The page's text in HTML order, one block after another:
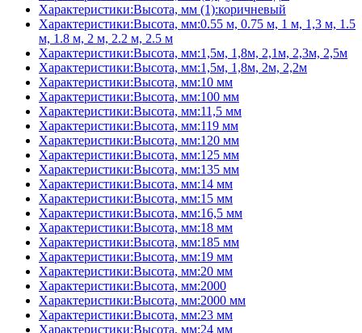
Характеристики:Высота, мм (1):коричневый
Характеристики:Высота, мм:0.55 м, 0.75 м, 1 м, 1,3 м, 1.5
м, 1.8 м, 2 м, 2.2 м, 2.5 м
Характеристики:Высота, мм:1,5м, 1,8м, 2,1м, 2,3м, 2,5м
Характеристики:Высота, мм:1,5м, 1,8м, 2м, 2,2м
Характеристики:Высота, мм:10 мм
Характеристики:Высота, мм:100 мм
Характеристики:Высота, мм:11,5 мм
Характеристики:Высота, мм:119 мм
Характеристики:Высота, мм:120 мм
Характеристики:Высота, мм:125 мм
Характеристики:Высота, мм:135 мм
Характеристики:Высота, мм:14 мм
Характеристики:Высота, мм:15 мм
Характеристики:Высота, мм:16,5 мм
Характеристики:Высота, мм:18 мм
Характеристики:Высота, мм:185 мм
Характеристики:Высота, мм:19 мм
Характеристики:Высота, мм:20 мм
Характеристики:Высота, мм:2000
Характеристики:Высота, мм:2000 мм
Характеристики:Высота, мм:23 мм
Характеристики:Высота, мм:24 мм